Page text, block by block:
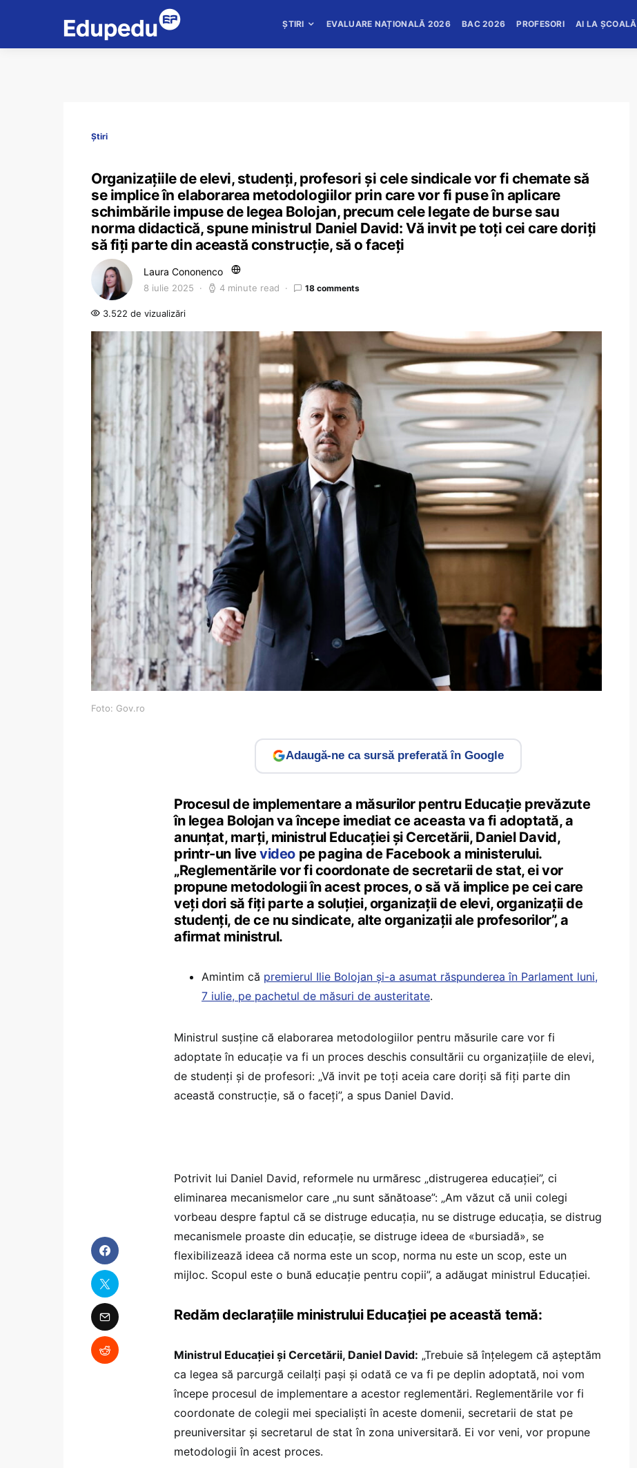
ȘTIRI EVALUARE NAȚIONALĂ 2026 BAC 2026 PROFESORI AI LA ȘCOALĂ
Știri
Organizațiile de elevi, studenți, profesori și cele sindicale vor fi chemate să
se implice în elaborarea metodologiilor prin care vor fi puse în aplicare
schimbările impuse de legea Bolojan, precum cele legate de burse sau
norma didactică, spune ministrul Daniel David: Vă invit pe toți cei care doriți
să fiți parte din această construcție, să o faceți
Laura Cononenco
8 iulie 2025 4 minute read 18 comments
3.522 de vizualizări
Foto: Gov.ro
Adaugă-ne ca sursă preferată în Google
Procesul de implementare a măsurilor pentru Educație prevăzute
în legea Bolojan va începe imediat ce aceasta va fi adoptată, a
anunțat, marți, ministrul Educației și Cercetării, Daniel David,
printr-un livevideo pe pagina de Facebook a ministerului.
„Reglementările vor fi coordonate de secretarii de stat, ei vor
propune metodologii în acest proces, o să vă implice pe cei care
veți dori să fiți parte a soluției, organizații de elevi, organizații de
studenți, de ce nu sindicate, alte organizații ale profesorilor”, a
afirmat ministrul.
Amintim că premierul Ilie Bolojan și-a asumat răspunderea în Parlament luni,
7 iulie, pe pachetul de măsuri de austeritate.
Ministrul susține că elaborarea metodologiilor pentru măsurile care vor fi
adoptate în educație va fi un proces deschis consultării cu organizațiile de elevi,
de studenți și de profesori: „Vă invit pe toți aceia care doriți să fiți parte din
această construcție, să o faceți”, a spus Daniel David.
Potrivit lui Daniel David, reformele nu urmăresc „distrugerea educației”, ci
eliminarea mecanismelor care „nu sunt sănătoase”: „Am văzut că unii colegi
vorbeau despre faptul că se distruge educația, nu se distruge educația, se distrug
mecanismele proaste din educație, se distruge ideea de «bursiadă», se
flexibilizează ideea că norma este un scop, norma nu este un scop, este un
mijloc. Scopul este o bună educație pentru copii”, a adăugat ministrul Educației.
Redăm declarațiile ministrului Educației pe această temă:
Ministrul Educației și Cercetării, Daniel David: „Trebuie să înțelegem că așteptăm
ca legea să parcurgă ceilalți pași și odată ce va fi pe deplin adoptată, noi vom
începe procesul de implementare a acestor reglementări. Reglementările vor fi
coordonate de colegii mei specialiști în aceste domenii, secretarii de stat pe
preuniversitar și secretarul de stat în zona universitară. Ei vor veni, vor propune
metodologii în acest proces.